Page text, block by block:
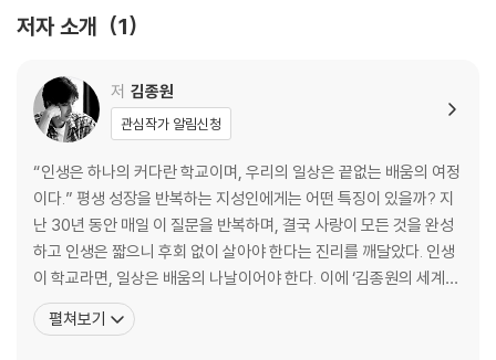
10 소심하고 겁 많은 아이를 변화시키는 말
2장 불안은 줄이고 내면은 단단하게 해주는 대화 11일
01 매일 아이에게 들려주면 정서가 안정되는 말
02 아이의 정서 지능을 높이는 5가지 말
03 아이의 내면이 단단해지는 ‘바꿔 표현하기’의 힘
04 자주 실수하는 아이의 내면의 성장을 돕는 3단계 질문법
05 “고생했어”, “수고했어”라는 말 대신 쓰면 좋을 3가지 마음의 언어
06 유아기 아이에게 들려주면 단단한 내면을 키울 수 있는 말
07 아이를 주눅 들게 만드는 8가지 말
저자 소개 1
저 김종원
관심작가 알림신청
“인생은 하나의 커다란 학교이며, 우리의 일상은 끝없는 배움의 여정
이다.” 평생 성장을 반복하는 지성인에게는 어떤 특징이 있을까? 지
난 30년 동안 매일 이 질문을 반복하며, 결국 사랑이 모든 것을 완성
하고 인생은 짧으니 후회 없이 살아야 한다는 진리를 깨달았다. 인생
이 학교라면, 일상은 배움의 나날이어야 한다. 이에 ‘김종원의 세계철
학전집’을 구상했고, 괴테를 시작으로 그 농밀한 여정을 이어가고 있
다. 저서로는 《너에게 들려주는 단단한 말》, 《글은 어떻게 삶이 되는
펼쳐보기